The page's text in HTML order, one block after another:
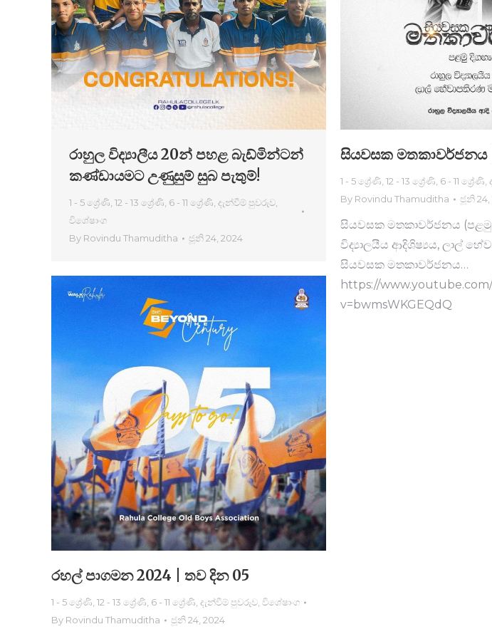
රාහුල විද්‍යාලීය 20න් පහළ බැඩ්මින්ටන්
කණ්ඩායමට උණුසුම් සුබ පැතුම්!
1 - 5 ශ්‍රේණි 12 - 13 ශ්‍රේණි 6 - 11 ශ්‍රේණි දැන්වීම් පුවරුව
විශේෂාංග
By Rovindu Thamuditha ජූනි 24, 2024
සියවසක මතකාවර්ජනය
1 - 5 ශ්‍රේණි 12 - 13 ශ්‍රේණි 6 - 11 ශ්‍රේණි
By Rovindu Thamuditha ජූනි 24,
සියවසක මතකාවර්ජනය (පළමු
විද්‍යාලයීය ආදිශිෂ්‍යය, ලාල්
සියවසක මතකාවර්ජනය…
https://
v=bwmsWKGEQdQ
රහල් පාගමන 2024 | තව දින 05
1 - 5 ශ්‍රේණි 12 - 13 ශ්‍රේණි 6 - 11 ශ්‍රේණි දැන්වීම් පුවරුව විශේෂාංග
By Rovindu Thamuditha ජූනි 24, 2024